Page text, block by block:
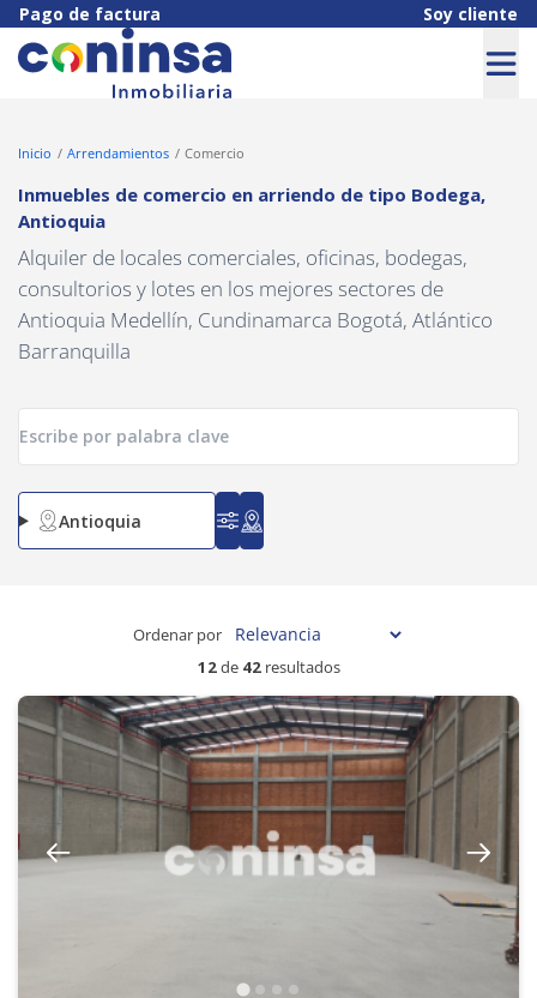
Pago de factura Soy cliente
Inicio Arrendamientos Comercio
Inmuebles de comercio en arriendo de tipo Bodega,
Antioquia
Alquiler de locales comerciales, oficinas, bodegas,
consultorios y lotes en los mejores sectores de
Antioquia Medellín, Cundinamarca Bogotá, Atlántico
Barranquilla
Antioquia
12de 42resultados
Ordenar por
Navigated to Inmuebles de comercio en arriendo de tipo